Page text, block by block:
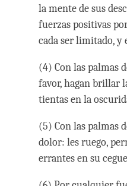
la mente de sus
fuerzas positivas
cada ser limitado, y
(4) Con las palmas
favor, hagan brillar
tientas en la
(5) Con las palmas
dolor: les ruego,
errantes en su